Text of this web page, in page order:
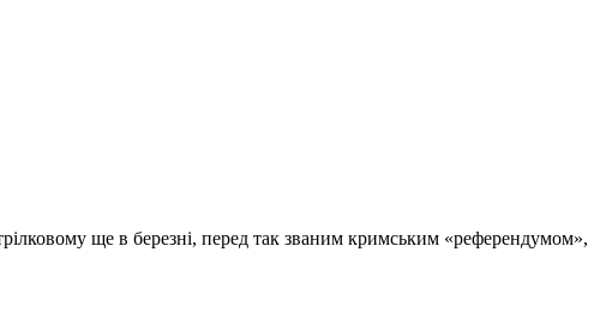
ще в березні, перед так званим кримським «референдумом»,